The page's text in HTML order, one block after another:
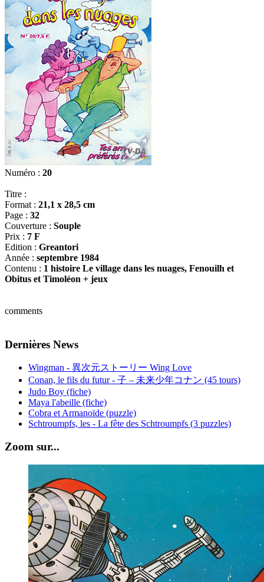
Numéro : 20
Titre :
Format : 21,1 x 28,5 cm
Page : 32
Couverture : Souple
Prix : 7 F
Edition : Greantori
Année : septembre 1984
Contenu : 1 histoire Le village dans les nuages, Fenouilh et
Obitus et Timoléon + jeux
comments
Dernières News
Wingman - 異次元ストーリー Wing Love
Conan, le fils du futur - 子 – 未来少年コナン (45 tours)
Judo Boy (fiche)
Maya l'abeille (fiche)
Cobra et Armanoïde (puzzle)
Schtroumpfs, les - La fête des Schtroumpfs (3 puzzles)
Zoom sur...